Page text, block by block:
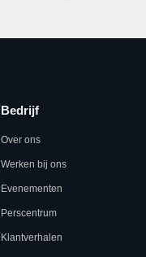
Bedrijf
Over ons
Werken bij ons
Evenementen
Perscentrum
Klantverhalen